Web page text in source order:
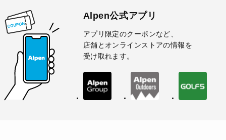
Alpen公式アプリ
アプリ限定のクーポンなど、
店舗とオンラインストアの情報を
受け取れます。